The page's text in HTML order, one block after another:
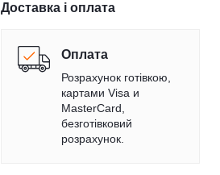
Доставка і оплата
Оплата
Розрахунок готівкою,
картами Visa и
MasterCard,
безготівковий
розрахунок.